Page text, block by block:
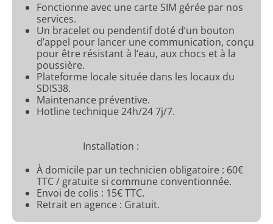
Fonctionne avec une carte SIM gérée par nos
services.
Un bracelet ou pendentif doté d’un bouton
d’appel pour lancer une communication, conçu
pour être résistant à l’eau, aux chocs et à la
poussière.
Plateforme locale située dans les locaux du
SDIS38.
Maintenance préventive.
Hotline technique 24h/24 7j/7.
Installation :
À domicile par un technicien obligatoire : 60€
TTC / gratuite si commune conventionnée.
Envoi de colis : 15€ TTC.
Retrait en agence : Gratuit.